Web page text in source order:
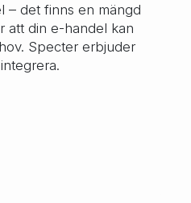
– det finns en mängd
att din e-handel kan
Specter erbjuder